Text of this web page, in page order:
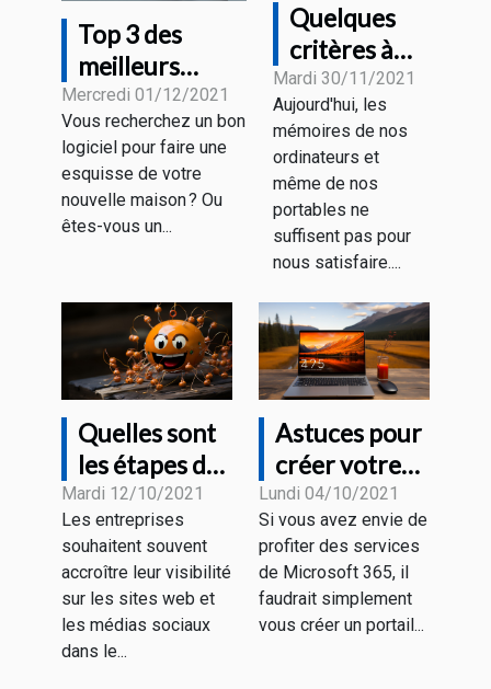
Top 3 des
meilleurs
logiciels
d’architectures
Mercredi 01/12/2021
Vous recherchez un bon
logiciel pour faire une
esquisse de votre
nouvelle maison ? Ou
êtes-vous un...
Quelques
critères à
considérer
pour choisir
un disque
dur
Mardi 30/11/2021
Aujourd'hui, les
mémoires de nos
ordinateurs et
même de nos
portables ne
suffisent pas pour
nous satisfaire....
Quelles sont
les étapes de
la création
d'un chatbot
?
Mardi 12/10/2021
Les entreprises
souhaitent souvent
accroître leur visibilité
sur les sites web et
les médias sociaux
dans le...
Astuces pour
créer votre
compte office
Microsoft
365
gratuitement
Lundi 04/10/2021
Si vous avez envie de
profiter des services
de Microsoft 365, il
faudrait simplement
vous créer un portail...